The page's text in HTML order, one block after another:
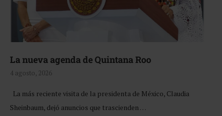
La nueva agenda de Quintana Roo
4 agosto, 2026
La más reciente visita de la presidenta de México, Claudia
Sheinbaum, dejó anuncios que trascienden …